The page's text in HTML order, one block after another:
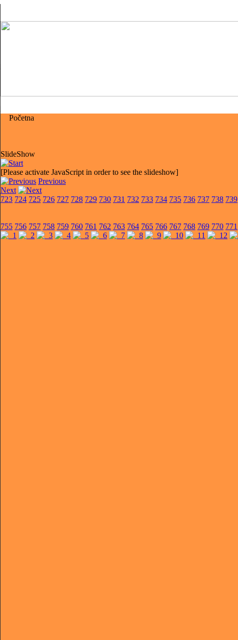
Početna
SlideShow
[Please activate JavaScript in order to see the slideshow]
Previous
Next
723 724 725 726 727 728 729 730 731 732 733 734 735 736 737 738 739
755 756 757 758 759 760 761 762 763 764 765 766 767 768 769 770 771